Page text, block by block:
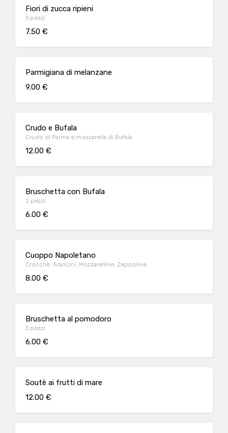
Fiori di zucca ripieni
3 pezzi
7.50 €
Parmigiana di melanzane
9.00 €
Crudo e Bufala
Crudo di Parma e mozzarella di Bufala
12.00 €
Bruschetta con Bufala
2 pezzi
6.00 €
Cuoppo Napoletano
Crocchè, Arancini, Mozzarelline, Zeppoline
8.00 €
Bruschetta al pomodoro
3 pezzi
6.00 €
Soutè ai frutti di mare
12.00 €